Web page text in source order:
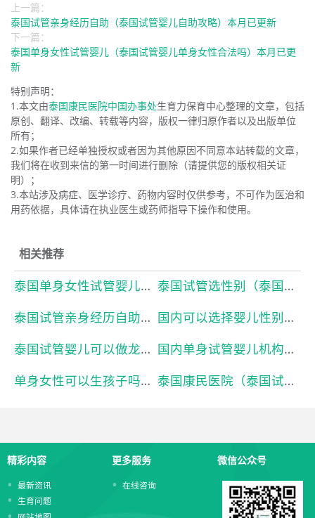
上一篇：
泰国试管亲身经历自助（泰国试管婴儿自助攻略）本月已更新
下一篇：
泰国单身女性试管婴儿（泰国试管婴儿单身女性合法吗）本月已更
新
特别声明：
1.本文由泰国康民医院中国办事处生育力保育中心整理的文章，包括
原创、翻译、改编、转载等内容，版权一律归原作者以及出版单位
所有；
2.如果作者已经单独授权或者因为其他原因不同意本站转载的文章，
我们将在收到来信的第一时间进行删除（请提供您的版权相关证
明）；
3.本站涉及病症、医学诊疗、药物内容时仅供参考，不可作为医治和
用药依据，具体请在执业医生或药师指导下操作和使用。
相关推荐
泰国单身女性试管婴儿（泰国试管婴儿单身女性合法吗）本月已更新
泰国试管选性别（泰国试管可以选择婴儿性别吗）本月已更新
泰国试管亲身经历自助（泰国试管婴儿自助攻略）本月已更新
国内可以选择婴儿性别吗（国内试管婴儿能选择胎儿的性别吗）本月已更新
泰国试管婴儿可以做龙凤胎吗（泰国试管婴儿真的可以选性别吗）本月已更新
国内单身试管婴儿机构（国内未婚做试管机构有哪些）本月已更新
单身女性可以生孩子吗（单身女性可以试管生孩子吗）本月已更新
泰国康民医院（泰国试管婴儿流程）本月已更新
精彩内容
最新资讯
生育问题
更多服务
在线咨询
微信公众号